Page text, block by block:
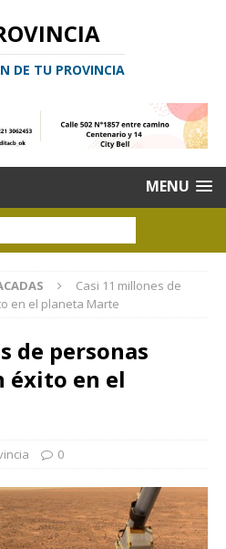
DE TU PROVINCIA
MENU
Casi 11 millones de
en el planeta Marte
de personas
éxito en el
0